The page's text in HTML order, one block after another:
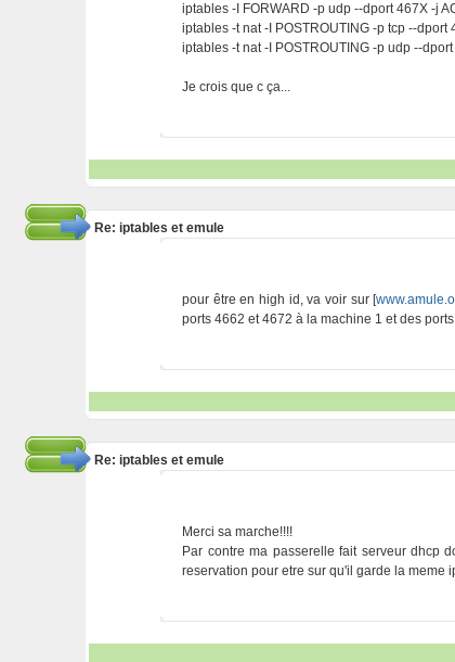
iptables -I FORWARD -p udp --dport 467X -j
iptables -t nat -I POSTROUTING -p tcp --
iptables -t nat -I POSTROUTING -p udp --
Je crois que c ça...
Re: iptables et emule
pour être en high id, va voir sur [
ports 4662 et 4672 à la machine 1 et des
Re: iptables et emule
Merci sa marche!!!!
Par contre ma passerelle fait serveur dhcp
reservation pour etre sur qu'il garde la meme